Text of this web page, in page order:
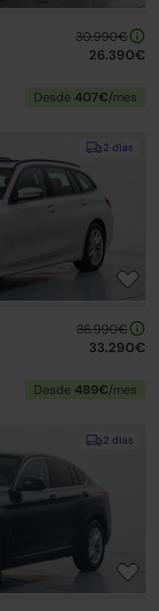
30.990€
26.390€
Desde 407€/mes
2 días
36.990€
33.290€
Desde 489€/mes
2 días